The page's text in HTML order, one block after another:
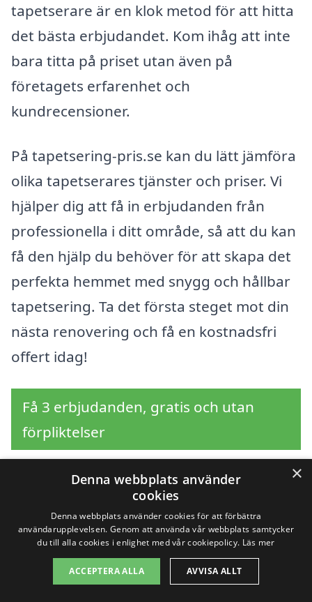
tapetserare är en klok metod för att hitta
det bästa erbjudandet. Kom ihåg att inte
bara titta på priset utan även på
företagets erfarenhet och
kundrecensioner.
På tapetsering-pris.se kan du lätt jämföra
olika tapetserares tjänster och priser. Vi
hjälper dig att få in erbjudanden från
professionella i ditt område, så att du kan
få den hjälp du behöver för att skapa det
perfekta hemmet med snygg och hållbar
tapetsering. Ta det första steget mot din
nästa renovering och få en kostnadsfri
offert idag!
Få 3 erbjudanden, gratis och utan
förpliktelser
Sök efter en
professionell för
tapetsering i andra
×
Denna webbplats använder
cookies
Denna webbplats använder cookies för att förbättra
användarupplevelsen. Genom att använda vår webbplats samtycker
du till alla cookies i enlighet med vår cookiepolicy. Läs mer
ACCEPTERA ALLA AVVISA ALLT